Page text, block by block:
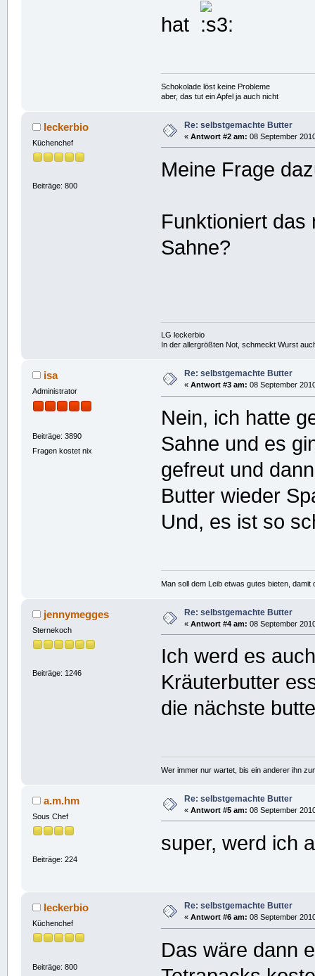
hat
Schokolade löst keine Probleme
aber, das tut ein Apfel ja auch nicht
leckerbio
Küchenchef
Beiträge: 800
Re: selbstgemachte Butter
« Antwort #2 am: 08 September
Meine Frage
Funktioniert das
Sahne?
LG leckerbio
In der allergrößten Not, schmeckt Wurst
isa
Administrator
Beiträge: 3890
Fragen kostet nix
Re: selbstgemachte Butter
« Antwort #3 am: 08 September
Nein, ich hatte
Sahne und es
gefreut und
Butter wieder
Und, es ist so
Man soll dem Leib etwas gutes bieten,
jennymegges
Sternekoch
Beiträge: 1246
Re: selbstgemachte Butter
« Antwort #4 am: 08 September
Ich werd es
Kräuterbutter
die nächste
Wer immer nur wartet, bis ein anderer ihn
a.m.hm
Sous Chef
Beiträge: 224
Re: selbstgemachte Butter
« Antwort #5 am: 08 September
super, werd ich
leckerbio
Küchenchef
Beiträge: 800
Re: selbstgemachte Butter
« Antwort #6 am: 08 September
Das wäre dann